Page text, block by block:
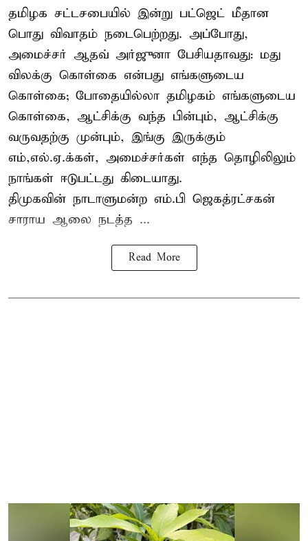
தமிழக சட்டசபையில் இன்று பட்ஜெட் மீதான
பொது விவாதம் நடைபெற்றது. அப்போது,
அமைச்சர் ஆதவ் அர்ஜுனா பேசியதாவது: மது
விலக்கு கொள்கை என்பது எங்களுடைய
கொள்கை; போதையில்லா தமிழகம் எங்களுடைய
கொள்கை, ஆட்சிக்கு வந்த பின்பும், ஆட்சிக்கு
வருவதற்கு முன்பும், இங்கு இருக்கும்
எம்,எல்.ஏ.க்கள், அமைச்சர்கள் எந்த தொழிலிலும்
நாங்கள் ஈடுபட்டது கிடையாது.
திமுகவின் நாடாளுமன்ற எம்.பி ஜெகத்ரட்சகன்
சாராய ஆலை நடத்த ...
Read More